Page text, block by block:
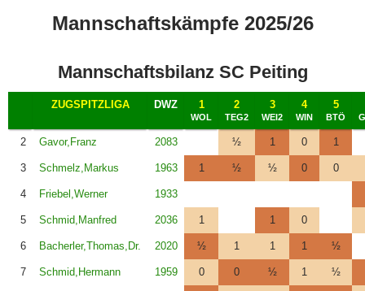
Mannschaftskämpfe 2025/26
Mannschaftsbilanz SC Peiting
ZUGSPITZLIGA DWZ 1
WOL
2
TEG2
3
WEI2
4
WIN
5
BTÖ
2 Gavor,Franz 2083 ½ 1 0 1
3 Schmelz,Markus 1963 1 ½ ½ 0 0
4 Friebel,Werner 1933
5 Schmid,Manfred 2036 1 1 0
6 Bacherler,Thomas,Dr. 2020 ½ 1 1 1 ½
7 Schmid,Hermann 1959 0 0 ½ 1 ½